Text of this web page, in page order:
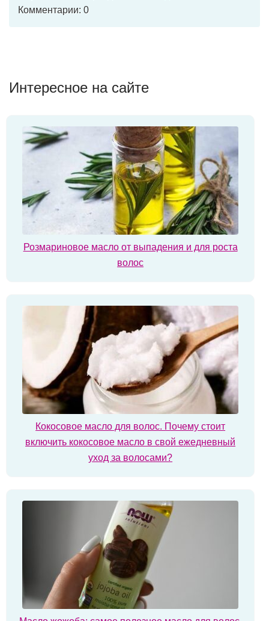
Комментарии: 0
Интересное на сайте
Розмариновое масло от выпадения и для роста
волос
Кокосовое масло для волос. Почему стоит
включить кокосовое масло в свой ежедневный
уход за волосами?